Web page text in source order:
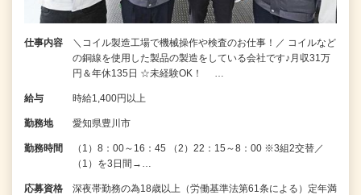
仕事内容
＼コイル製造工場で機械操作や検査のお仕事！／ コイルなど
の銅線を使用した製品の製造をしている会社です♪月収31万
円＆年休135日 ☆未経験OK！ …
給与 時給1,400円以上
勤務地 愛知県豊川市
勤務時間
（1）8：00～16：45 （2）22：15～8：00 ※3組2交替／
（1）を3日間→…
応募資格
深夜帯勤務の為18歳以上（労働基準法第61条による）定年満